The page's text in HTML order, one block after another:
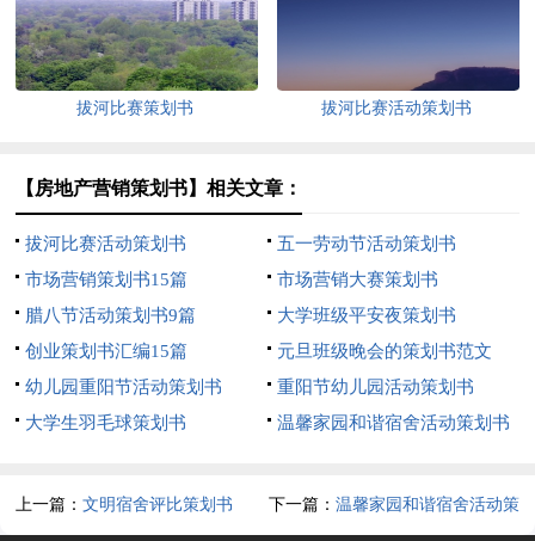
拔河比赛策划书 拔河比赛活动策划书
【房地产营销策划书】相关文章：
拔河比赛活动策划书
五一劳动节活动策划书
市场营销策划书15篇
市场营销大赛策划书
腊八节活动策划书9篇
大学班级平安夜策划书
创业策划书汇编15篇
元旦班级晚会的策划书范文
幼儿园重阳节活动策划书
重阳节幼儿园活动策划书
大学生羽毛球策划书
温馨家园和谐宿舍活动策划书
上一篇：文明宿舍评比策划书 下一篇： 温馨家园和谐宿舍活动策